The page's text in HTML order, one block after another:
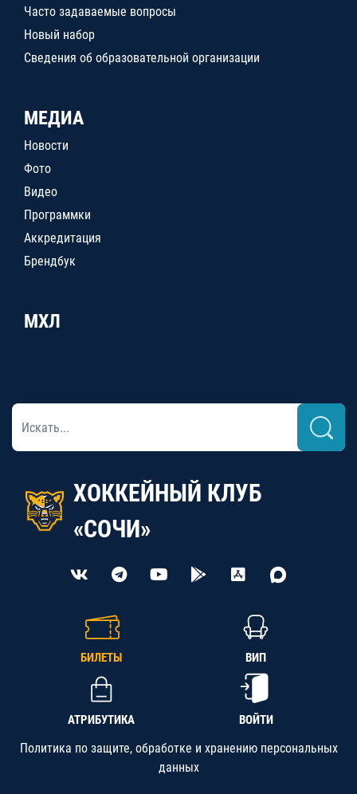
Часто задаваемые вопросы
Новый набор
Сведения об образовательной организации
МЕДИА
Новости
Фото
Видео
Программки
Аккредитация
Брендбук
МХЛ
ХОККЕЙНЫЙ КЛУБ
«СОЧИ»
БИЛЕТЫ ВИП
АТРИБУТИКА ВОЙТИ
Политика по защите, обработке и хранению персональных
данных